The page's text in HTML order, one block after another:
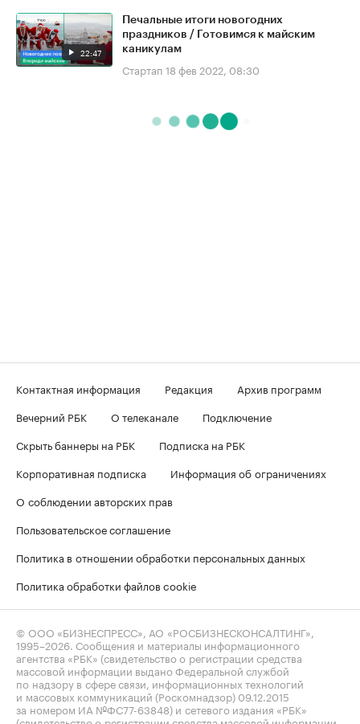
22:47
Печальные итоги новогодних
праздников / Готовимся к майским
каникулам
Стартап 18 фев 2022, 08:30
Контактная информация Редакция
Архив программ
Вечерний РБК
О телеканале
Подключение
Скрыть баннеры на РБК
Подписка на РБК
Корпоративная подписка
Информация об ограничениях
О соблюдении авторских прав
Пользовательское соглашение
Политика в отношении обработки персональных данных
Политика обработки файлов cookie
© ООО «БИЗНЕСПРЕСС», АО «РОСБИЗНЕСКОНСАЛТИНГ»,
1995–2026 . Сообщения и материалы информационного
агентства «РБК» (свидетельство о регистрации средства
массовой информации выдано Федеральной службой
по надзору в сфере связи, информационных технологий
и массовых коммуникаций (Роскомнадзор) 09.12.2015
за номером ИА №ФС77-63848) и сетевого издания «РБК»